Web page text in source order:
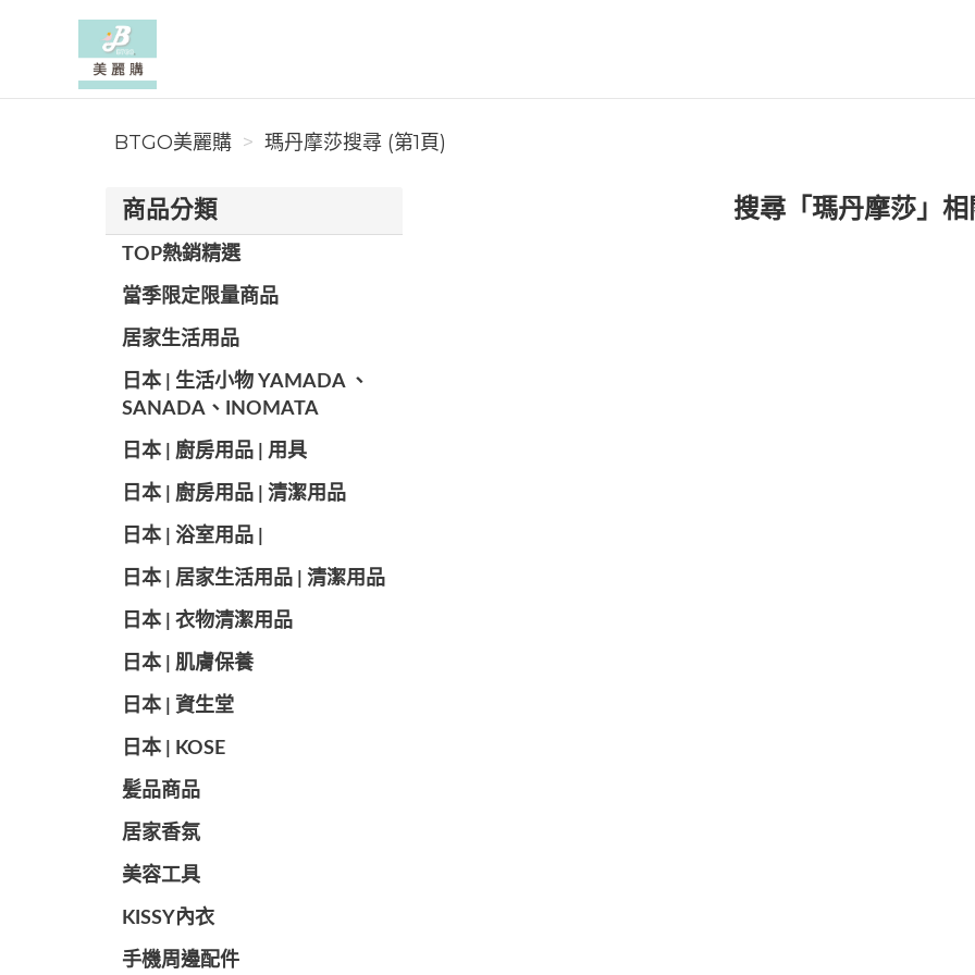
BTGO美麗購
BTGO美麗購 瑪丹摩莎搜尋 (第1頁)
商品分類
TOP熱銷精選
當季限定限量商品
居家生活用品
日本 | 生活小物 YAMADA 、
SANADA、INOMATA
日本 | 廚房用品 | 用具
日本 | 廚房用品 | 清潔用品
日本 | 浴室用品 |
日本 | 居家生活用品 | 清潔用品
日本 | 衣物清潔用品
日本 | 肌膚保養
日本 | 資生堂
日本 | KOSE
髪品商品
居家香氛
美容工具
KISSY內衣
手機周邊配件
搜尋「瑪丹摩莎」相